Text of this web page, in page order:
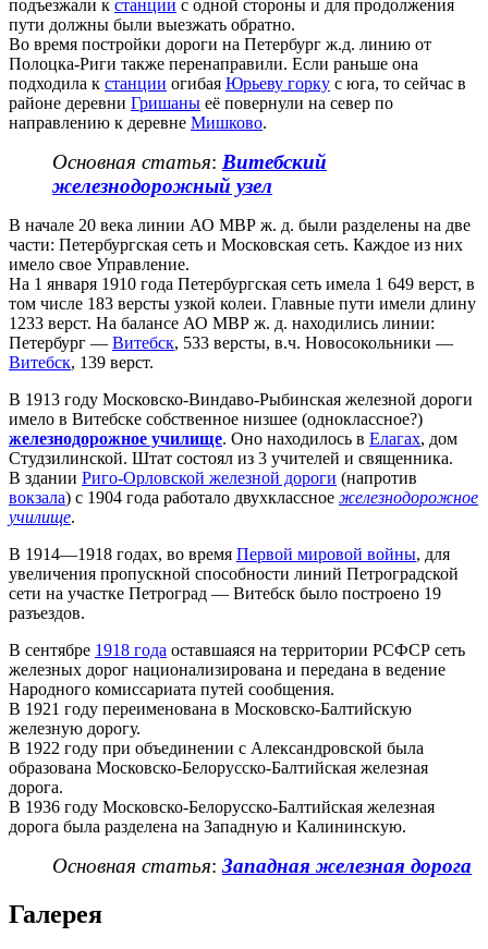
подъезжали к станции с одной стороны и для продолжения
пути должны были выезжать обратно.
Во время постройки дороги на Петербург ж.д. линию от
Полоцка-Риги также перенаправили. Если раньше она
подходила к станции огибая Юрьеву горку с юга, то сейчас в
районе деревни Гришаны её повернули на север по
направлению к деревне Мишково.
Основная статья: Витебский
железнодорожный узел
В начале 20 века линии АО МВР ж. д. были разделены на две
части: Петербургская сеть и Московская сеть. Каждое из них
имело свое Управление.
На 1 января 1910 года Петербургская сеть имела 1 649 верст, в
том числе 183 версты узкой колеи. Главные пути имели длину
1233 верст. На балансе АО МВР ж. д. находились линии:
Петербург — Витебск, 533 версты, в.ч. Новосокольники —
Витебск, 139 верст.
В 1913 году Московско-Виндаво-Рыбинская железной дороги
имело в Витебске собственное низшее (одноклассное?)
железнодорожное училище. Оно находилось в Елагах, дом
Студзилинской. Штат состоял из 3 учителей и священника.
В здании Риго-Орловской железной дороги (напротив
вокзала) с 1904 года работало двухклассное железнодорожное
училище.
В 1914—1918 годах, во время Первой мировой войны, для
увеличения пропускной способности линий Петроградской
сети на участке Петроград — Витебск было построено 19
разъездов.
В сентябре 1918 года оставшаяся на территории РСФСР сеть
железных дорог национализирована и передана в ведение
Народного комиссариата путей сообщения.
В 1921 году переименована в Московско-Балтийскую
железную дорогу.
В 1922 году при объединении с Александровской была
образована Московско-Белорусско-Балтийская железная
дорога.
В 1936 году Московско-Белорусско-Балтийская железная
дорога была разделена на Западную и Калининскую.
Основная статья: Западная железная дорога
Галерея